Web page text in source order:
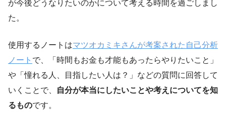
が今後どうなりたいのかについて考える時間を過ごしまし
た。
使用するノートはマツオカミキさんが考案された自己分析
ノート で、「時間もお金も才能もあったらやりたいこと」
や「憧れる人、目指したい人は？」などの質問に回答して
いくことで、
自分が本当にしたいことや考えについてを知
るものです。